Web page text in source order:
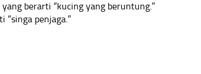
berarti “kucing yang beruntung.”
“singa penjaga.”